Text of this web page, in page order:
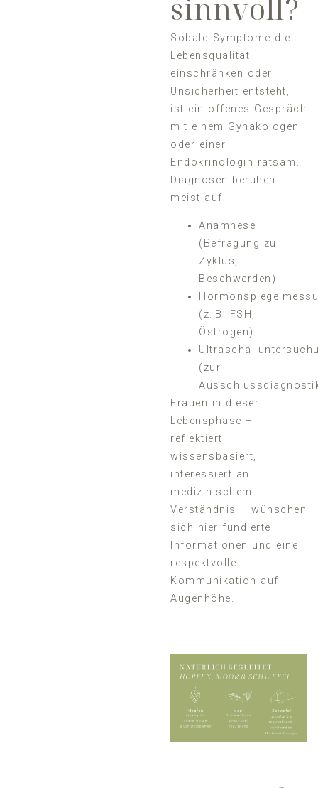
sinnvoll?
Sobald Symptome die
Lebensqualität
einschränken oder
Unsicherheit entsteht,
ist ein offenes Gespräch
mit einem Gynäkologen
oder einer
Endokrinologin ratsam.
Diagnosen beruhen
meist auf:
Anamnese
(Befragung zu
Zyklus,
Beschwerden)
(z. B. FSH,
Östrogen)
(zur
Frauen in dieser
Lebensphase –
reflektiert,
wissensbasiert,
interessiert an
medizinischem
Verständnis – wünschen
sich hier fundierte
Informationen und eine
respektvolle
Kommunikation auf
Augenhöhe.